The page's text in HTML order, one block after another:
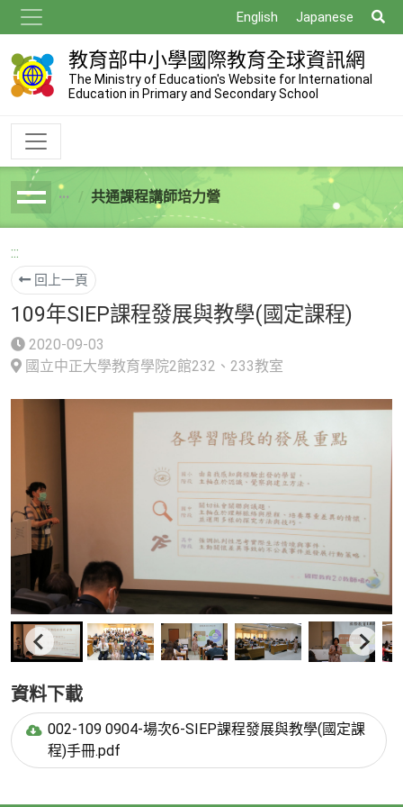
到
主
要
內
English Japanese
尋
教育部中小學國際教育全球資訊網
The Ministry of Education's Website for International
Education in Primary and Secondary School
breadcrumb共通課程講師培力營
:::
回上一頁
109年SIEP課程發展與教學(國定課程)
2020-09-03
國立中正大學教育學院2館232、233教室
資料下載
002-109 0904-場次6-SIEP課程發展與教學(國定課
程)手冊.pdf